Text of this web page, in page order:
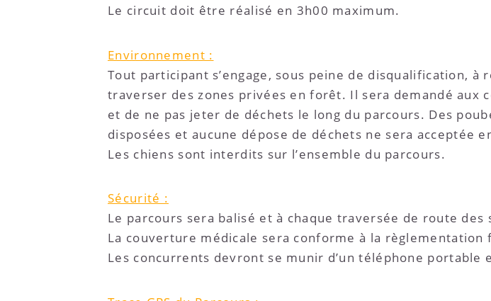
Le circuit doit être réalisé en 3h00 maximum.
Environnement :
Tout participant s’engage, sous peine de disqualification, à
traverser des zones privées en forêt. Il sera demandé
et de ne pas jeter de déchets le long du parcours. Des
disposées et aucune dépose de déchets ne sera acceptée
Les chiens sont interdits sur l’ensemble du parcours.
Sécurité :
Le parcours sera balisé et à chaque traversée de route
La couverture médicale sera conforme à la règlementation
Les concurrents devront se munir d’un téléphone portable